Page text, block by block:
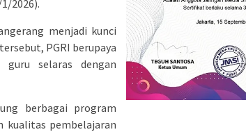
2026).
menjadi kunci
PGRI berupaya
guru selaras dengan
berbagai program
kualitas pembelajaran